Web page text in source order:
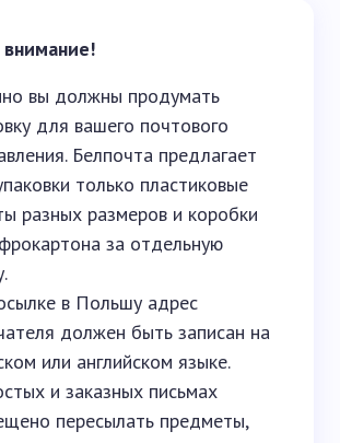
вы должны продумать
для вашего почтового
Белпочта предлагает
только пластиковые
разных размеров и коробки
за отдельную
в Польшу адрес
должен быть записан на
или английском языке.
и заказных письмах
пересылать предметы,